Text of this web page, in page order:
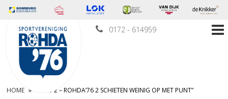
0172 - 614959
HOME » “TAVV 2 – ROHDA’76 2 SCHIETEN WEINIG OP MET PUNT”